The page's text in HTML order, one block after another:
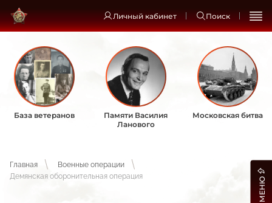
Личный кабинет Поиск
База ветеранов
Памяти Василия
Ланового
Московская битва
Главная
Военные операции
Демянская оборонительная операция
МЕНЮ